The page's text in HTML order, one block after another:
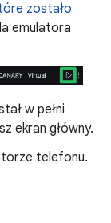
zostało
emulatora
w pełni
ekran główny.
telefonu.